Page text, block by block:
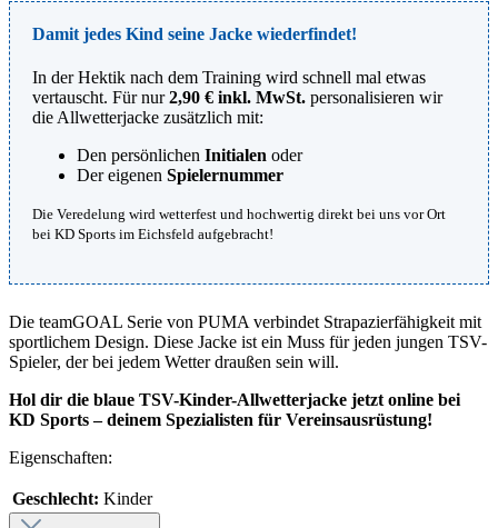
Damit jedes Kind seine Jacke wiederfindet!
In der Hektik nach dem Training wird schnell mal etwas
vertauscht. Für nur2,90 € inkl. MwSt. personalisieren wir
die Allwetterjacke zusätzlich mit:
Den persönlichen Initialen oder
Der eigenen Spielernummer
Die Veredelung wird wetterfest und hochwertig direkt bei uns vor Ort
bei KD Sports im Eichsfeld aufgebracht!
Die teamGOAL Serie von PUMA verbindet Strapazierfähigkeit mit
sportlichem Design. Diese Jacke ist ein Muss für jeden jungen TSV-
Spieler, der bei jedem Wetter draußen sein will.
Hol dir die blaue TSV-Kinder-Allwetterjacke jetzt online bei
KD Sports – deinem Spezialisten für Vereinsausrüstung!
Eigenschaften:
Geschlecht: Kinder